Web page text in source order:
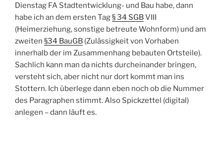
Dienstag FA Stadtentwicklung- und Bau habe, dann
habe ich an dem ersten Tag§ 34 SGBVIII
(Heimerziehung, sonstige betreute Wohnform) und am
zweiten §34 BauGB (Zulässigkeit von Vorhaben
innerhalb der im Zusammenhang bebauten Ortsteile).
Sachlich kann man da nichts durcheinander bringen,
versteht sich, aber nicht nur dort kommt man ins
Stottern. Ich überlege dann eben noch ob die Nummer
des Paragraphen stimmt. Also Spickzettel (digital)
anlegen – dann läuft es.